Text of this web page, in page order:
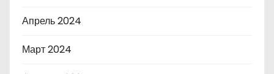
Апрель 2024
Март 2024